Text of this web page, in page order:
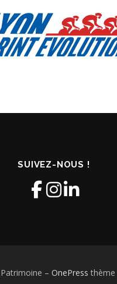
SUIVEZ-NOUS !
– OnePress thème